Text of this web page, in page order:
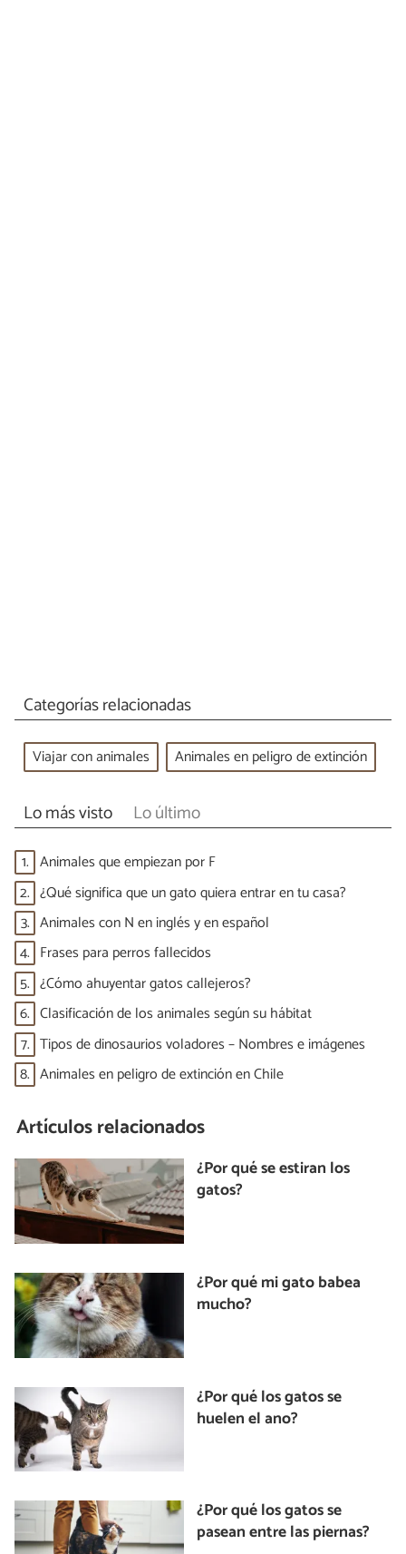
Categorías relacionadas
Viajar con animales Animales en peligro de extinción
Lo más visto Lo último
1. Animales que empiezan por F
2. ¿Qué significa que un gato quiera entrar en tu casa?
3. Animales con N en inglés y en español
4. Frases para perros fallecidos
5. ¿Cómo ahuyentar gatos callejeros?
6. Clasificación de los animales según su hábitat
7. Tipos de dinosaurios voladores – Nombres e imágenes
8. Animales en peligro de extinción en Chile
Artículos relacionados
¿Por qué se estiran los
gatos?
¿Por qué mi gato babea
mucho?
¿Por qué los gatos se
huelen el ano?
¿Por qué los gatos se
pasean entre las piernas?